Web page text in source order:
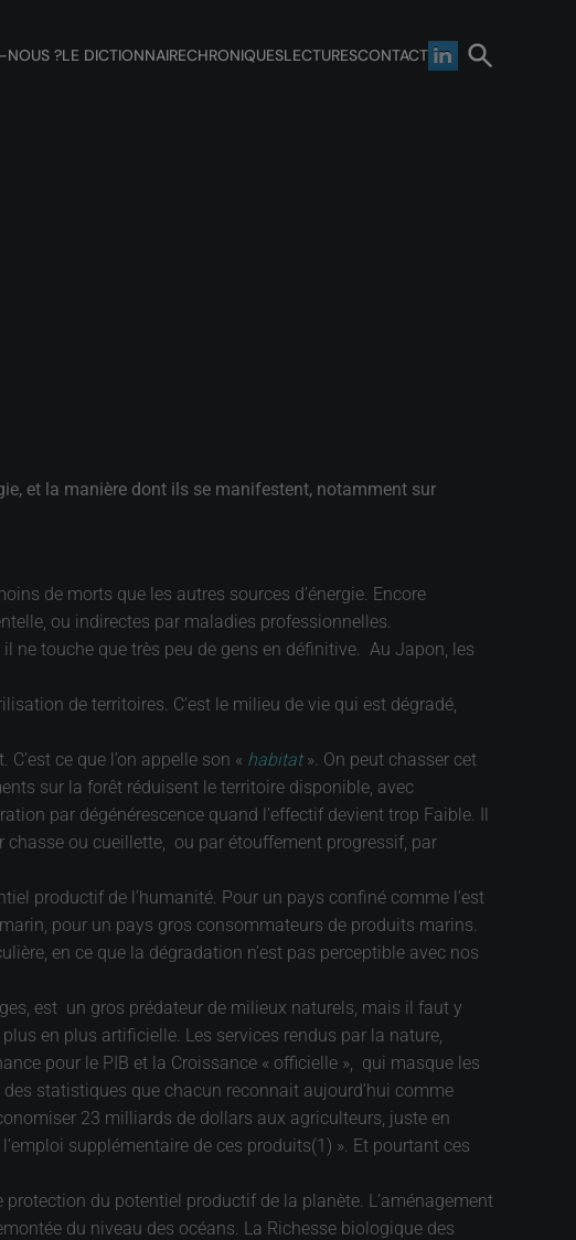
NOUS ?LE DICTIONNAIRECHRONIQUESLECTURESCONTACT
et la manière dont ils se manifestent, notamment sur
de morts que les autres sources d’énergie. Encore
ou indirectes par maladies professionnelles.
ne touche que très peu de gens en définitive. Au Japon, les
de territoires. C’est le milieu de vie qui est dégradé,
ce que l’on appelle son « habitat». On peut chasser cet
sur la forêt réduisent le territoire disponible, avec
par dégénérescence quand l’effectif devient trop Faible. Il
chasse ou cueillette, ou par étouffement progressif, par
productif de l’humanité. Pour un pays confiné comme l’est
pour un pays gros consommateurs de produits marins.
en ce que la dégradation n’est pas perceptible avec nos
est un gros prédateur de milieux naturels, mais il faut y
en plus artificielle. Les services rendus par la nature,
pour le PIB et la Croissance « officielle », qui masque les
statistiques que chacun reconnait aujourd’hui comme
23 milliards de dollars aux agriculteurs, juste en
supplémentaire de ces produits(1) ». Et pourtant ces
protection du potentiel productif de la planète. L’aménagement
du niveau des océans. La Richesse biologique des